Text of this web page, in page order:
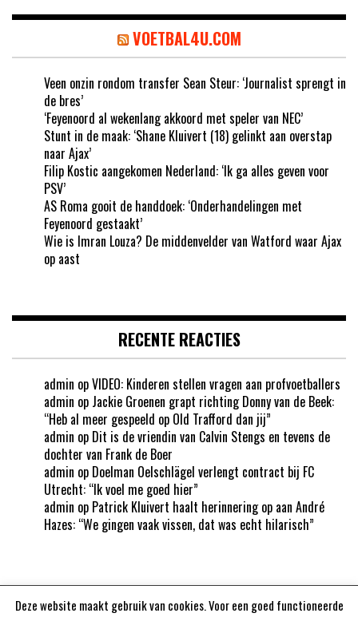
VOETBAL4U.COM
Veen onzin rondom transfer Sean Steur: ‘Journalist sprengt in
de bres’
‘Feyenoord al wekenlang akkoord met speler van NEC’
Stunt in de maak: ‘Shane Kluivert (18) gelinkt aan overstap
naar Ajax’
Filip Kostic aangekomen Nederland: ‘Ik ga alles geven voor
PSV’
AS Roma gooit de handdoek: ‘Onderhandelingen met
Feyenoord gestaakt’
Wie is Imran Louza? De middenvelder van Watford waar Ajax
op aast
RECENTE REACTIES
admin opVIDEO: Kinderen stellen vragen aan profvoetballers
admin op Jackie Groenen grapt richting Donny van de Beek:
“Heb al meer gespeeld op Old Trafford dan jij”
admin op Dit is de vriendin van Calvin Stengs en tevens de
dochter van Frank de Boer
admin op Doelman Oelschlägel verlengt contract bij FC
Utrecht: “Ik voel me goed hier”
admin op Patrick Kluivert haalt herinnering op aan André
Hazes: “We gingen vaak vissen, dat was echt hilarisch”
Deze website maakt gebruik van cookies. Voor een goed functioneerde